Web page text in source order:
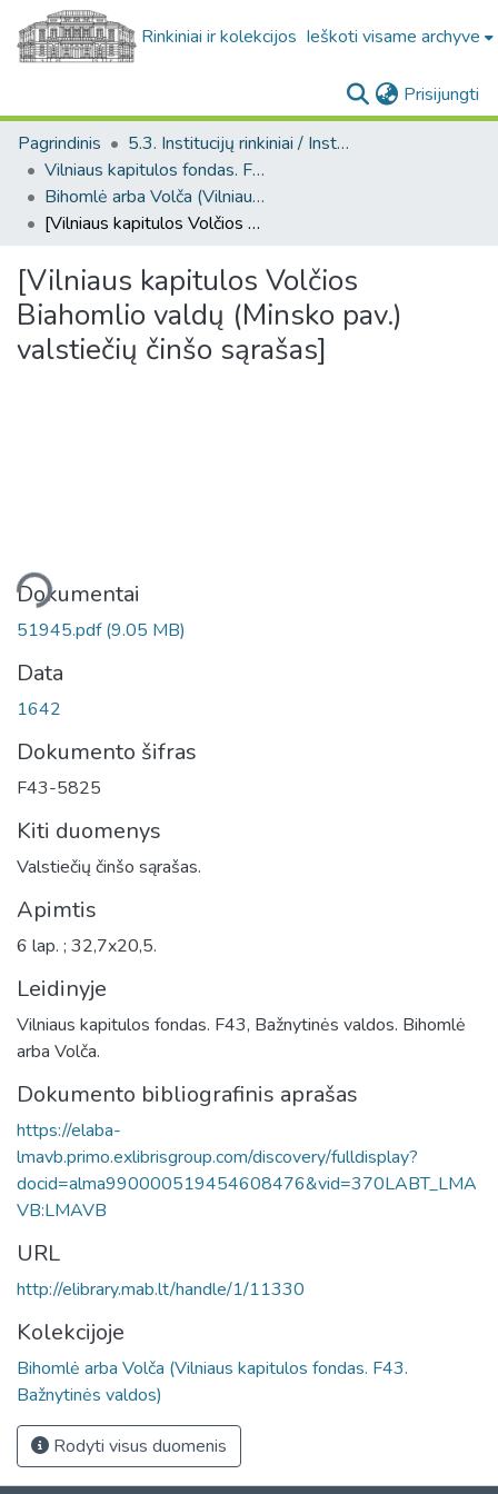
Rinkiniai ir kolekcijos Ieškoti visame archyve
Prisijungti
Pagrindinis
5.3. Institucijų rinkiniai / Institutional collections
Vilniaus kapitulos fondas. F43
Bihomlė arba Volča (Vilniaus kapitulos fondas. F43. Bažnytinės valdos)
[Vilniaus kapitulos Volčios Biahomlio valdų (Minsko pav.) valstiečių činšo sąrašas]
[Vilniaus kapitulos Volčios
Biahomlio valdų (Minsko pav.)
valstiečių činšo sąrašas]
Dokumentai
51945.pdf(9.05 MB)
Data
1642
Dokumento šifras
F43-5825
Kiti duomenys
Valstiečių činšo sąrašas.
Apimtis
6 lap. ; 32,7x20,5.
Leidinyje
Vilniaus kapitulos fondas. F43, Bažnytinės valdos. Bihomlė
arba Volča.
Dokumento bibliografinis aprašas
https://elaba-
lmavb.primo.exlibrisgroup.com/discovery/fulldisplay?
docid=alma990000519454608476&vid=370LABT_LMA
VB:LMAVB
URL
http://elibrary.mab.lt/handle/1/11330
Kolekcijoje
Bihomlė arba Volča (Vilniaus kapitulos fondas. F43.
Bažnytinės valdos)
Rodyti visus duomenis